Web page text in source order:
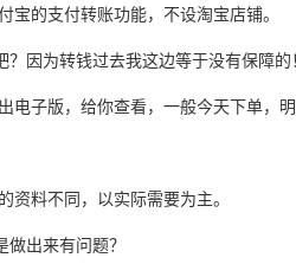
宝的支付转账功能，不设淘宝店铺。
因为转钱过去我这边等于没有保障的！
电子版，给你查看，一般今天下单，明
资料不同，以实际需要为主。
出来有问题？